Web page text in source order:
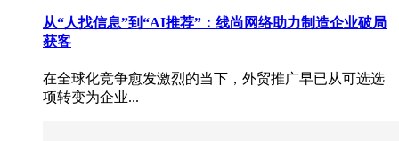
从“人找信息”到“AI推荐”：线尚网络助力制造企业破局
获客
在全球化竞争愈发激烈的当下，外贸推广早已从可选选
项转变为企业...